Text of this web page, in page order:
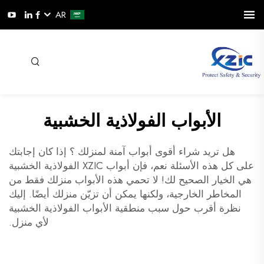
AR
الأبواب الفولاذية الخشبية
هل تريد شراء أقوى أبواب آمنة لمنزلك ؟ إذا كان إجابتك
على كل هذه الأسئلة نعم، فإن أبواب XZIC الفولاذية الخشبية
هي الخيار الصحيح لك! لا تحمي هذه الأبواب منزلك فقط من
المخاطر الخارجية، ولكنها يمكن أن تزيّن منزلك أيضًا. إليك
نظرة أقرب حول سبب منطقية الأبواب الفولاذية الخشبية
لأي منزل.